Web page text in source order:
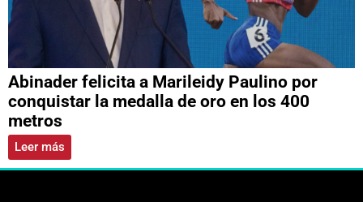
Abinader felicita a Marileidy Paulino por
conquistar la medalla de oro en los 400
metros
Leer más